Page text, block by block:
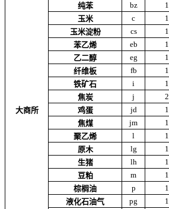
大商所
纯苯
bz
玉米
c
玉米淀粉
cs
苯乙烯
eb
乙二醇
eg
纤维板
fb
铁矿石
i
焦炭
j
鸡蛋
jd
焦煤
jm
聚乙烯
l
原木
lg
生猪
lh
豆粕
m
棕榈油
p
液化石油气
pg